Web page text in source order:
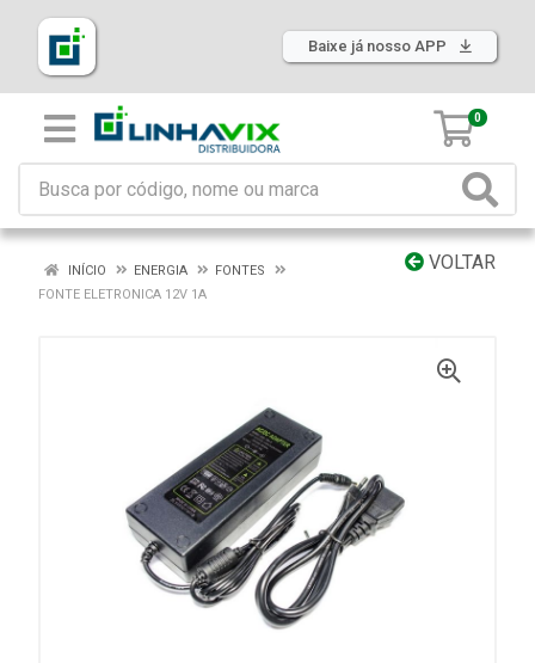
Baixe já nosso APP
0
VOLTAR
INÍCIO ENERGIA
FONTES
FONTE ELETRONICA 12V 1A